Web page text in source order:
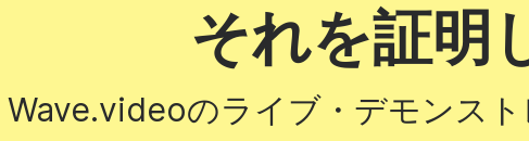
それを証明
Wave.videoのライブ・デモンス